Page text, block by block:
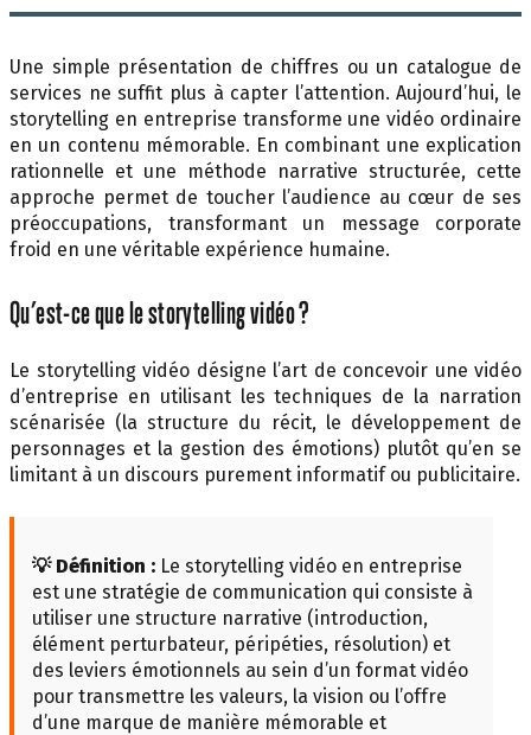
Une simple présentation de chiffres ou un catalogue de
services ne suffit plus à capter l’attention. Aujourd’hui, le
storytelling en entreprise transforme une vidéo ordinaire
en un contenu mémorable. En combinant une explication
rationnelle et une méthode narrative structurée, cette
approche permet de toucher l’audience au cœur de ses
préoccupations, transformant un message corporate
froid en une véritable expérience humaine.
Qu’est-ce que le storytelling vidéo ?
Le storytelling vidéo désigne l’art de concevoir une vidéo
d’entreprise en utilisant les techniques de la narration
scénarisée (la structure du récit, le développement de
personnages et la gestion des émotions) plutôt qu’en se
limitant à un discours purement informatif ou publicitaire.
💡 Définition : Le storytelling vidéo en entreprise
est une stratégie de communication qui consiste à
utiliser une structure narrative (introduction,
élément perturbateur, péripéties, résolution) et
des leviers émotionnels au sein d’un format vidéo
pour transmettre les valeurs, la vision ou l’offre
d’une marque de manière mémorable et